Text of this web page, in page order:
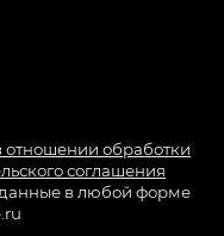
отношении обработки
соглашения
данные в любой форме